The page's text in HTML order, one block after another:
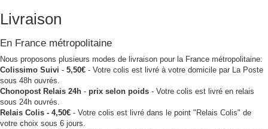
Livraison
En France métropolitaine
Nous proposons plusieurs modes de livraison pour la France métropolitaine:
Colissimo Suivi - 5,50€ - Votre colis est livré à votre domicile par La Poste
sous 48h ouvrés.
Chonopost Relais 24h - prix selon poids - Votre colis est livré en relais
sous 24h ouvrés.
Relais Colis - 4,50€ - Votre colis est livré dans le point "Relais Colis" de
votre choix sous 6 jours.